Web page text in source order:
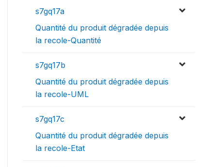
s7gq17a
Quantité du produit dégradée depuis
la recole-Quantité
s7gq17b
Quantité du produit dégradée depuis
la recole-UML
s7gq17c
Quantité du produit dégradée depuis
la recole-Etat